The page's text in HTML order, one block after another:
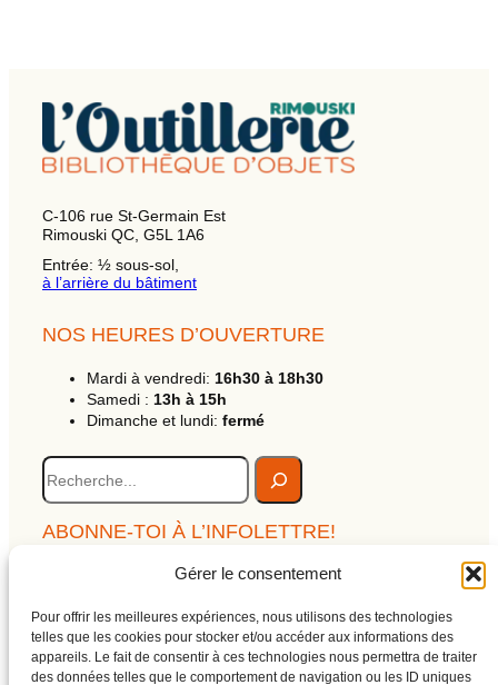
Gérer le consentement
Pour offrir les meilleures expériences, nous utilisons des technologies
telles que les cookies pour stocker et/ou accéder aux informations des
appareils. Le fait de consentir à ces technologies nous permettra de traiter
des données telles que le comportement de navigation ou les ID uniques
C-106 rue St-Germain Est
Rimouski QC, G5L 1A6
Entrée: ½ sous-sol,
à l’arrière du bâtiment
NOS HEURES D’OUVERTURE
Mardi à vendredi: 16h30 à 18h30
Samedi : 13h à 15h
Dimanche et lundi: fermé
R
e
c
h
e
ABONNE-TOI À L’INFOLETTRE!
Clique ici !
Alerte des ateliers
Archives de l’infolettre
Politique de confidentialité